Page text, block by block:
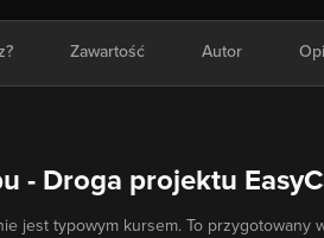
Zawartość Autor
- Droga projektu
jest typowym kursem. To przygotowany